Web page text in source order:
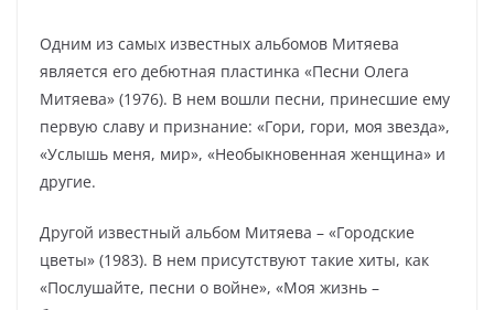
Одним из самых известных альбомов Митяева
является его дебютная пластинка «Песни Олега
Митяева» (1976). В нем вошли песни, принесшие ему
первую славу и признание: «Гори, гори, моя звезда»,
«Услышь меня, мир», «Необыкновенная женщина» и
другие.
Другой известный альбом Митяева – «Городские
цветы» (1983). В нем присутствуют такие хиты, как
«Послушайте, песни о войне», «Моя жизнь –